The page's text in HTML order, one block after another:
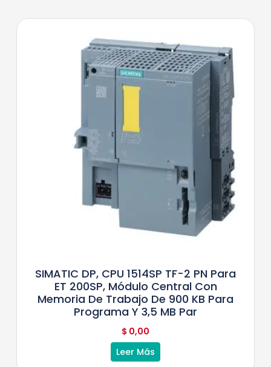
SIMATIC DP, CPU 1514SP TF-2 PN Para
ET 200SP, Módulo Central Con
Memoria De Trabajo De 900 KB Para
Programa Y 3,5 MB Par
$ 0,00
Leer Más